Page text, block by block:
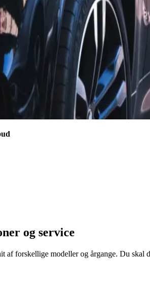
og service
af forskellige modeller og årgange. Du skal